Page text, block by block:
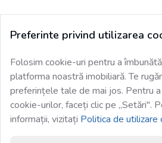
Preferinte privind utilizarea
Folosim cookie-uri pentru a
platforma noastră imobiliară. Te
preferințele tale de mai jos. Pentru
cookie-urilor, faceți clic pe „Setări".
informații, vizitați Politica de utilizare